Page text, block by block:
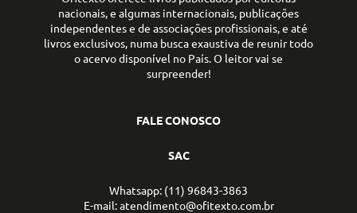
nacionais, e algumas internacionais, publicações
independentes e de associações profissionais, e até
livros exclusivos, numa busca exaustiva de reunir todo
o acervo disponível no País. O leitor vai se
surpreender!
FALE CONOSCO
SAC
Whatsapp: (11) 96843-3863
E-mail: atendimento@ofitexto.com.br